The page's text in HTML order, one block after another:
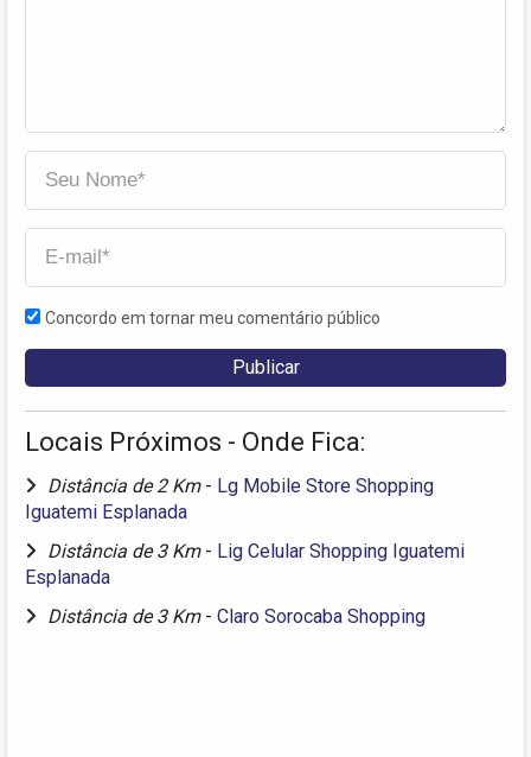
Concordo em tornar meu comentário público
Locais Próximos - Onde Fica:
Distância de 2 Km - Lg Mobile Store Shopping
Iguatemi Esplanada
Distância de 3 Km - Lig Celular Shopping Iguatemi
Esplanada
Distância de 3 Km - Claro Sorocaba Shopping